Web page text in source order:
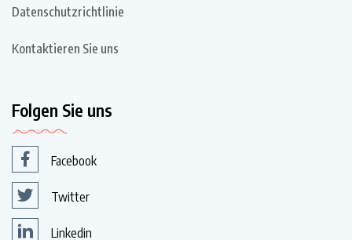
Datenschutzrichtlinie
Kontaktieren Sie uns
Folgen Sie uns
Facebook
Twitter
Linkedin